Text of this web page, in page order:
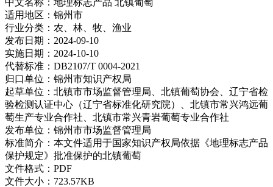
适用地区： 锦州市
行业分类： 农、林、牧、渔业
发布日期： 2024-09-10
实施日期： 2024-10-10
代替标准： DB2107/T 0004-2021
归口单位： 锦州市知识产权局
起草单位： 北镇市市场监督管理局、北镇葡萄协会、辽宁省检
验检测认证中心（辽宁省标准化研究院）、北镇市常兴鸿远葡
萄生产专业合作社、北镇市常兴青岩葡萄专业合作社
发布单位： 锦州市市场监督管理局
标准简介： 本文件适用于国家知识产权局依据《地理标志产品
保护规定》批准保护的北镇葡萄
文件格式： PDF
文件大小： 723.57KB